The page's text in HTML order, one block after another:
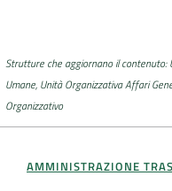
su
Strutture che aggiornano il contenuto:
Umane, Unità Organizzativa Affari
Organizzativo
AMMINISTRAZIONE